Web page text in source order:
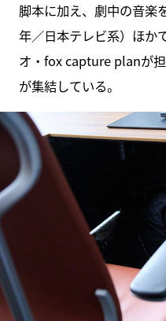
脚本に加え、劇中の音楽
年／日本テレビ系）ほか
オ・fox capture planが
が集結している。